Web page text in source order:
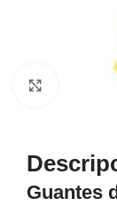
Haga
Guantes